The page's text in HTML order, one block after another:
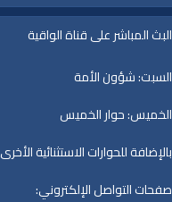
البث المباشر على قناة الواقية
السبت: شؤون الأمة
الخميس: حوار الخميس
بالإضافة للحوارات الاستثنائية الأخرى
صفحات التواصل الإلكتروني: